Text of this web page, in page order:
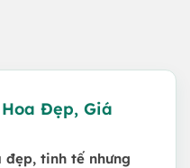
Đẹp, Giá
đẹp, tinh tế nhưng